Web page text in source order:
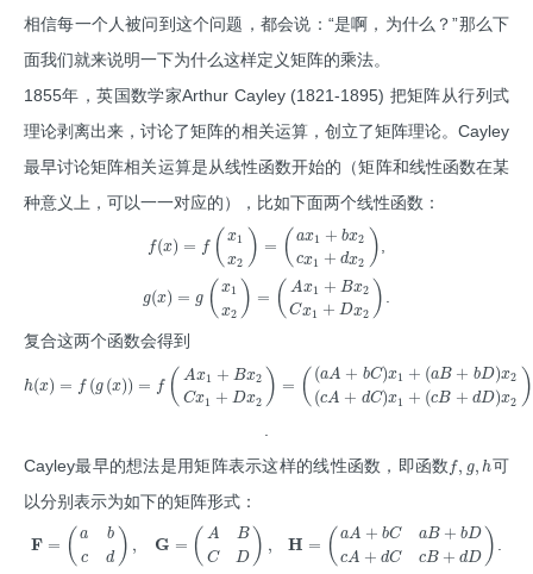
相信每一个人被问到这个问题，都会说：“是啊，为什么？”那么下
面我们就来说明一下为什么这样定义矩阵的乘法。
1855年，英国数学家Arthur Cayley (1821-1895) 把矩阵从行列式
理论剥离出来，讨论了矩阵的相关运算，创立了矩阵理论。Cayley
最早讨论矩阵相关运算是从线性函数开始的（矩阵和线性函数在某
种意义上，可以一一对应的），比如下面两个线性函数：
f(x) = f (x1
x2 ) = (ax1 + bx2
cx1 + dx2 )
g(x) = g (x1
x2 ) = ( Ax1 + Bx2
Cx1 + Dx2 )
复合这两个函数会得到
h(x) = f (g(x)) = f ( Ax1 + Bx2
Cx1 + Dx2 ) = ((aA + bC)x1 + (aB + bD)x2
(cA + dC)x1 + (cB + dD)x2 )
Cayley最早的想法是用矩阵表示这样的线性函数，即函数f, g,h可
以分别表示为如下的矩阵形式：
F = (a
c
b
d ) , G = ( A
C
B
D) , H = (aA + bC
cA + dC
aB + bD
cB + dD)